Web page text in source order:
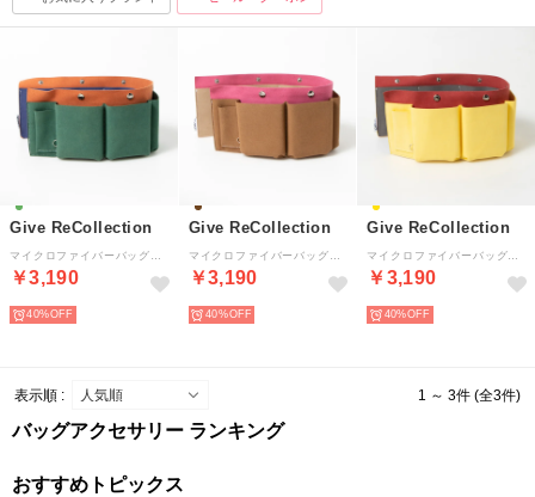
Give ReCollection
マイクロファイバーバッグインバッグ （グリーン）
￥3,190
40%
Give ReCollection
マイクロファイバーバッグインバッグ （キャメル）
￥3,190
40%
Give ReCollection
マイクロファイバーバッグインバッグ （イエロー）
￥3,190
40%
表示順 : 1 ～ 3件 (全3件)
バッグアクセサリー ランキング
おすすめトピックス